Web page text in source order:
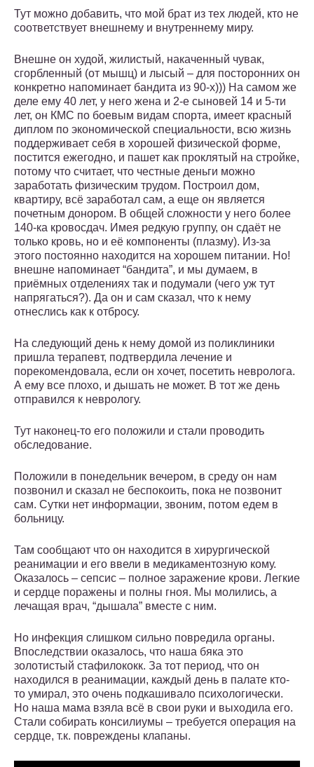
Тут можно добавить, что мой брат из тех людей, кто не
соответствует внешнему и внутреннему миру.
Внешне он худой, жилистый, накаченный чувак,
сгорбленный (от мышц) и лысый – для посторонних он
конкретно напоминает бандита из 90-х))) На самом же
деле ему 40 лет, у него жена и 2-е сыновей 14 и 5-ти
лет, он КМС по боевым видам спорта, имеет красный
диплом по экономической специальности, всю жизнь
поддерживает себя в хорошей физической форме,
постится ежегодно, и пашет как проклятый на стройке,
потому что считает, что честные деньги можно
заработать физическим трудом. Построил дом,
квартиру, всё заработал сам, а еще он является
почетным донором. В общей сложности у него более
140-ка кровосдач. Имея редкую группу, он сдаёт не
только кровь, но и её компоненты (плазму). Из-за
этого постоянно находится на хорошем питании. Но!
внешне напоминает “бандита”, и мы думаем, в
приёмных отделениях так и подумали (чего уж тут
напрягаться?). Да он и сам сказал, что к нему
отнеслись как к отбросу.
На следующий день к нему домой из поликлиники
пришла терапевт, подтвердила лечение и
порекомендовала, если он хочет, посетить невролога.
А ему все плохо, и дышать не может. В тот же день
отправился к неврологу.
Тут наконец-то его положили и стали проводить
обследование.
Положили в понедельник вечером, в среду он нам
позвонил и сказал не беспокоить, пока не позвонит
сам. Сутки нет информации, звоним, потом едем в
больницу.
Там сообщают что он находится в хирургической
реанимации и его ввели в медикаментозную кому.
Оказалось – сепсис – полное заражение крови. Легкие
и сердце поражены и полны гноя. Мы молились, а
лечащая врач, “дышала” вместе с ним.
Но инфекция слишком сильно повредила органы.
Впоследствии оказалось, что наша бяка это
золотистый стафилококк. За тот период, что он
находился в реанимации, каждый день в палате кто-
то умирал, это очень подкашивало психологически.
Но наша мама взяла всё в свои руки и выходила его.
Стали собирать консилиумы – требуется операция на
сердце, т.к. повреждены клапаны.